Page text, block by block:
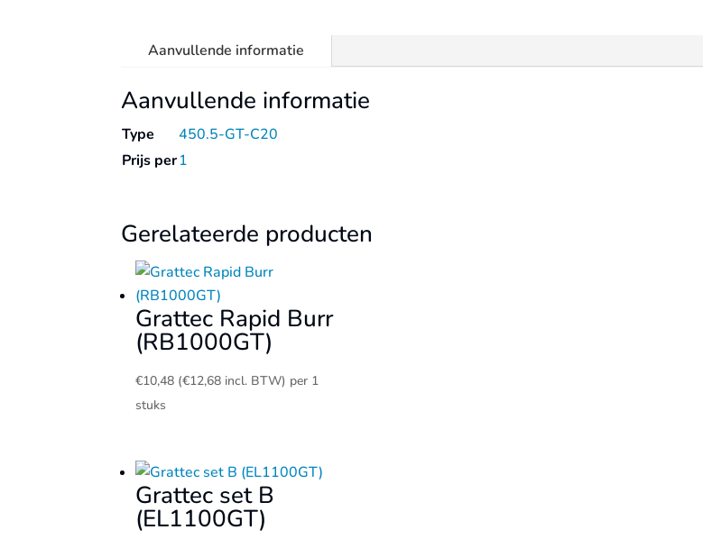
Aanvullende informatie
Aanvullende informatie
Type
450.5-GT-C20
Prijs per1
Gerelateerde producten
Grattec Rapid Burr
(RB1000GT)
€10,48 (€12,68 incl. BTW) per 1
stuks
Grattec set B
(EL1100GT)